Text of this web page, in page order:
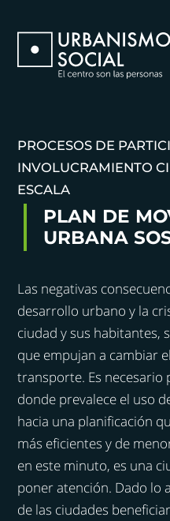
PROCESOS DE
INVOLUCRAMIENTO
ESCALA
PLAN DE
URBANA
Las negativas
desarrollo urbano y la
ciudad y sus habitantes,
que empujan a cambiar
transporte. Es necesario
donde prevalece el uso
hacia una planificación
más eficientes y de
en este minuto, es una
poner atención. Dado lo
de las ciudades